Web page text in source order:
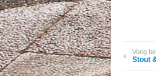
Vorig
Stout